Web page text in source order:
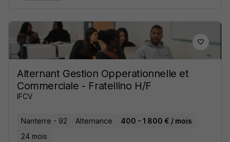
Alternant Gestion Opperationnelle et
Commerciale - Fratellino H/F
IFCV
Nanterre - 92 Alternance
400 - 1 800 € / mois
24 mois